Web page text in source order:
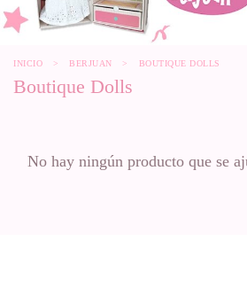
INICIO > BERJUAN > BOUTIQUE DOLLS
Boutique Dolls
No hay ningún producto que se